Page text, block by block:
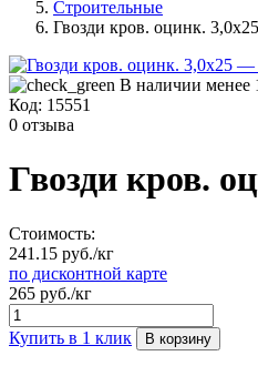
Строительные
Гвозди кров. оцинк. 3,0х25
В наличии менее
Код: 15551
0 отзыва
Гвозди кров.
Стоимость:
241.15 руб./кг
по дисконтной карте
265 руб./кг
Купить в 1 клик В корзину